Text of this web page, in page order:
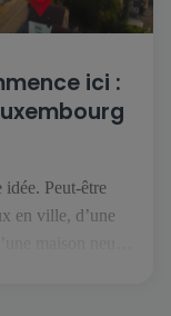
ici :
Peut-être
en ville, d’une